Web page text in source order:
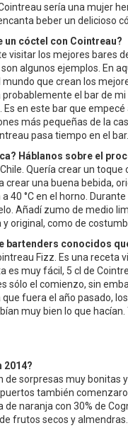
sería una mujer
beber un delicioso
un cóctel con Cointreau?
los mejores bares
algunos ejemplos. En
que crean los
el bar de
en este bar que
más pequeñas de la
pasa tiempo en el bar…
Háblanos sobre el
Quería crear un
una buena bebida,
40 °C en el horno.
Añadí zumo de medio
original, como de
bartenders conocidos
Fizz. Es una receta
muy fácil, 5 cl de
sólo el comienzo, sin
fuera el año pasado,
muy bien lo que
2014?
de sorpresas muy bonitas
también
naranja con 30% de
frutos secos y almendras.